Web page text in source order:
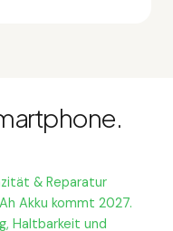
& Reparatur
Akku kommt 2027.
Haltbarkeit und